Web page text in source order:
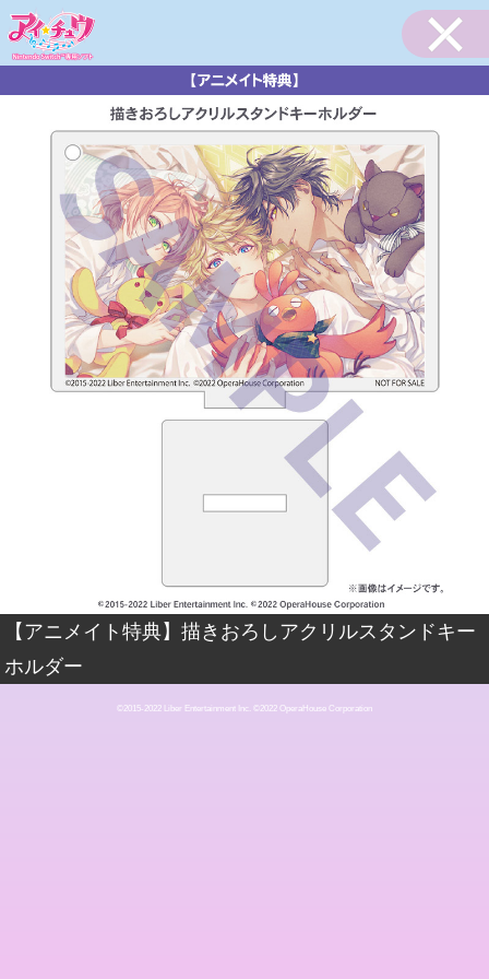
【アニメイト特典】描きおろしアクリルスタンドキー
ホルダー
©2015-2022 Liber Entertainment Inc. ©2022 OperaHouse Corporation